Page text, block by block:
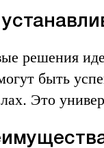
решения
быть
Это